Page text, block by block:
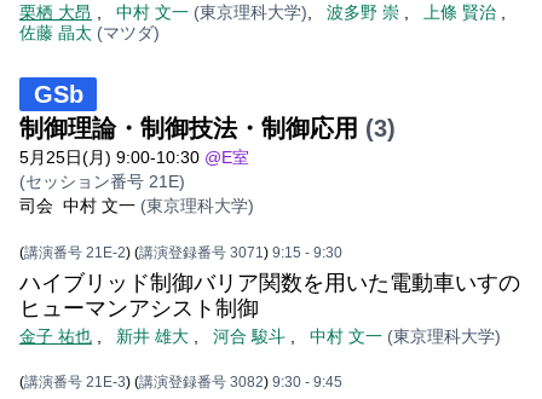
栗栖 大昂 中村 文一 (東京理科大学) 波多野 崇 上條 賢治
佐藤 晶太 (マツダ)
GSb
制御理論・制御技法・制御応用 (3)
5月25日(月) 9:00-10:30 @E室
(セッション番号 21E)
司会 中村 文一 (東京理科大学)
(講演番号 21E-2) (講演登録番号 3071) 9:15 - 9:30
ハイブリッド制御バリア関数を用いた電動車いすの
ヒューマンアシスト制御
金子 祐也 新井 雄大 河合 駿斗 中村 文一 (東京理科大学)
(講演番号 21E-3) (講演登録番号 3082) 9:30 - 9:45